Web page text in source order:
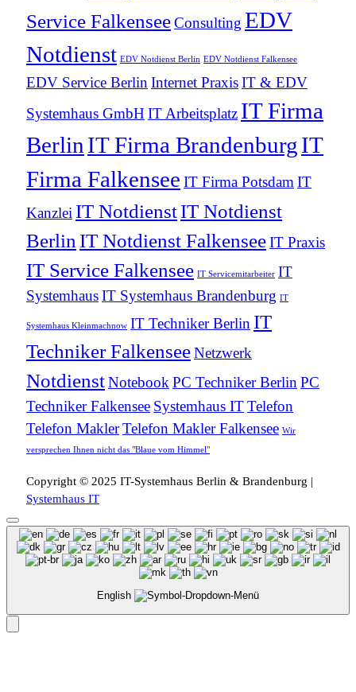
Service FalkenseeConsulting EDV
Notdienst EDV Notdienst Berlin EDV Notdienst Falkensee
EDV Service Berlin Internet PraxisIT & EDV
Systemhaus GmbH IT Arbeitsplatz IT Firma
Berlin IT Firma BrandenburgIT
Firma Falkensee IT Firma Potsdam IT
Kanzlei IT NotdienstIT Notdienst
Berlin IT Notdienst FalkenseeIT Praxis
IT Service Falkensee IT Servicemitarbeiter IT
SystemhausIT Systemhaus Brandenburg IT
Systemhaus Kleinmachnow IT Techniker Berlin IT
Techniker FalkenseeNetzwerk
NotdienstNotebook PC Techniker Berlin PC
Techniker Falkensee Systemhaus ITTelefon
Telefon MaklerTelefon Makler Falkensee Wir
versprechen Ihnen nicht das "Blaue vom Himmel"
Copyright © 2025 IT-Systemhaus Berlin & Brandenburg |
Systemhaus IT
English